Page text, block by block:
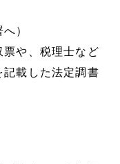
）
や、税理士など
載した法定調書